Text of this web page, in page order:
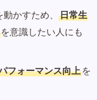
かすため、
日常生
を意識したい人にも
フォーマンス向上 を